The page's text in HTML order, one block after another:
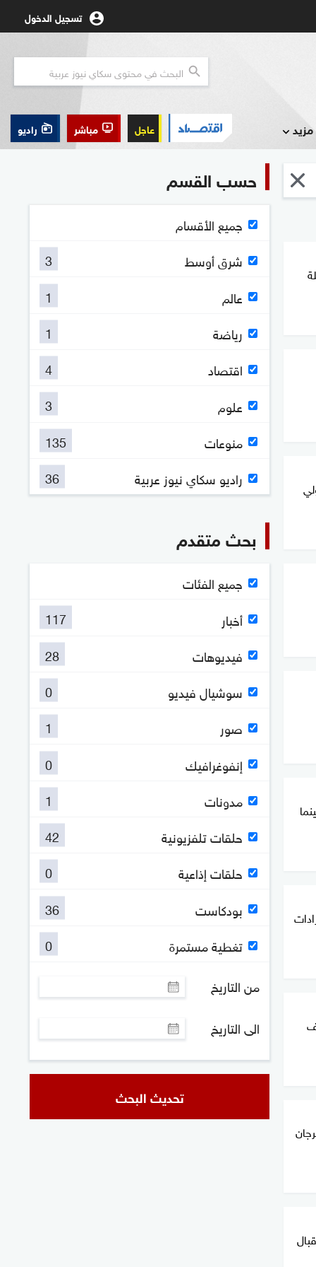
تسجيل الدخول
مزيد عاجل مباشر راديو
من إيرادات
حسب القسم
جميع الأقسام
شرق أوسط
3
عالم
1
رياضة
1
اقتصاد
4
علوم
3
منوعات
135
راديو سكاي نيوز عربية
36
بحث متقدم
جميع الفئات
أخبار
117
فيديوهات
28
سوشيال فيديو
0
صور
1
إنفوغرافيك
0
مدونات
1
حلقات تلفزيونية
42
حلقات إذاعية
0
بودكاست
36
تغطية مستمرة
0
من التاريخ
الى التاريخ
تحديث البحث